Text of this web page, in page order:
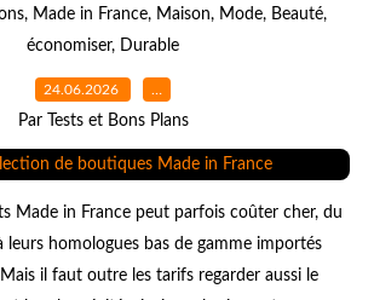
, Made in France, Maison, Mode, Beauté,
économiser, Durable
24.06.2026 …
Par Tests et Bons Plans
Made in France peut parfois coûter cher, du
leurs homologues bas de gamme importés
il faut outre les tarifs regarder aussi le